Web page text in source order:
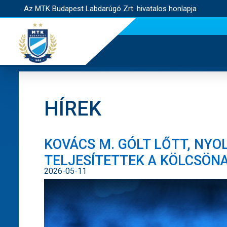
Az MTK Budapest Labdarúgó Zrt. hivatalos honlapja
HÍREK
KOVÁCS M. GÓLT LŐTT,
TELJESÍTETTEK A
2026-05-11